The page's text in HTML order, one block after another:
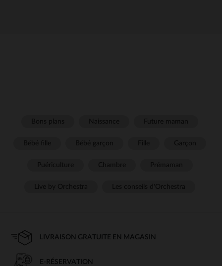
LIVRAISON GRATUITE EN MAGASIN
E-RÉSERVATION